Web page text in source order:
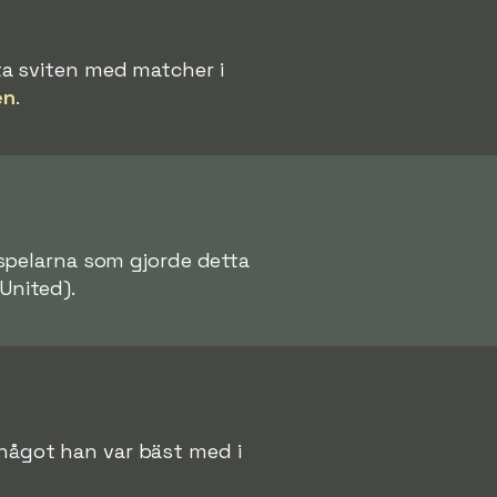
sviten med matcher i
.
som gjorde detta
han var bäst med i